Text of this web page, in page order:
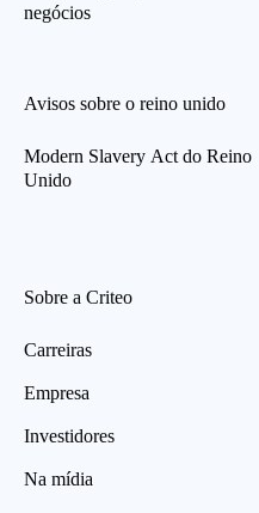
negócios
Avisos sobre o reino unido
Modern Slavery Act do Reino
Unido
Sobre a Criteo
Carreiras
Empresa
Investidores
Na mídia